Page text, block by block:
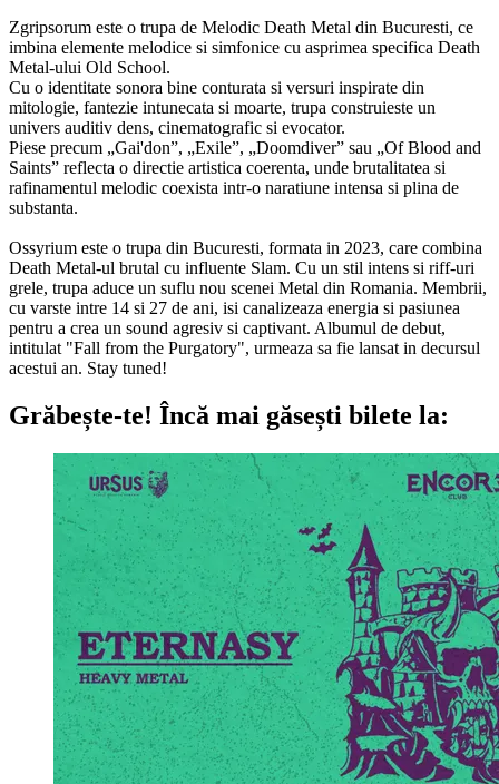
Zgripsorum este o trupa de Melodic Death Metal din Bucuresti, ce
imbina elemente melodice si simfonice cu asprimea specifica Death
Metal-ului Old School.
Cu o identitate sonora bine conturata si versuri inspirate din
mitologie, fantezie intunecata si moarte, trupa construieste un
univers auditiv dens, cinematografic si evocator.
Piese precum „Gai'don”, „Exile”, „Doomdiver” sau „Of Blood and
Saints” reflecta o directie artistica coerenta, unde brutalitatea si
rafinamentul melodic coexista intr-o naratiune intensa si plina de
substanta.
Ossyrium este o trupa din Bucuresti, formata in 2023, care combina
Death Metal-ul brutal cu influente Slam. Cu un stil intens si riff-uri
grele, trupa aduce un suflu nou scenei Metal din Romania. Membrii,
cu varste intre 14 si 27 de ani, isi canalizeaza energia si pasiunea
pentru a crea un sound agresiv si captivant. Albumul de debut,
intitulat "Fall from the Purgatory", urmeaza sa fie lansat in decursul
acestui an. Stay tuned!
Grăbește-te! Încă mai găsești bilete la: